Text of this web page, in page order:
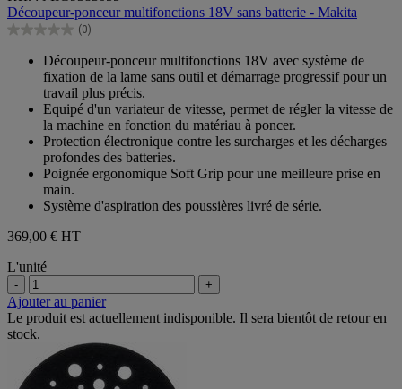
5
étoiles.
Découpeur-ponceur multifonctions 18V sans batterie - Makita
(0)
0.0
étoiles.
Découpeur-ponceur multifonctions 18V avec système de
fixation de la lame sans outil et démarrage progressif pour un
travail plus précis.
Equipé d'un variateur de vitesse, permet de régler la vitesse de
la machine en fonction du matériau à poncer.
Protection électronique contre les surcharges et les décharges
profondes des batteries.
Poignée ergonomique Soft Grip pour une meilleure prise en
main.
Système d'aspiration des poussières livré de série.
369,00 € HT
L'unité
- +
Ajouter au panier
Le produit est actuellement indisponible. Il sera bientôt de retour en
stock.